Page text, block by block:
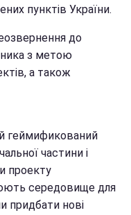
пунктів України.
до
з метою
а також
геймификований
частини і
проекту
середовище для
придбати нові